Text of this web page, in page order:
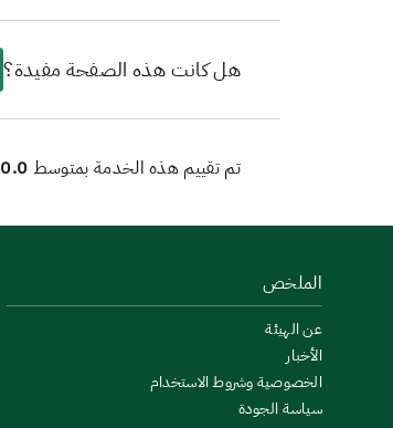
هل كانت هذه الصفحة مفيدة؟
تم تقييم هذه الخدمة بمتوسط 0.0
الملخص
عن الهيئة
الأخبار
الخصوصية وشروط الاستخدام
سياسة الجودة